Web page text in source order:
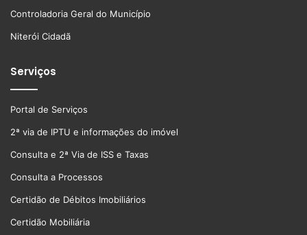
Controladoria Geral do Município
Niterói Cidadã
Serviços
Portal de Serviços
2ª via de IPTU e informações do imóvel
Consulta e 2ª Via de ISS e Taxas
Consulta a Processos
Certidão de Débitos Imobiliários
Certidão Mobiliária